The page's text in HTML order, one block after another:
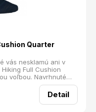
Quarter
vás nesklamú ani v
Full Cushion
voľbou. Navrhnuté
tieto ponožky vás
Detail